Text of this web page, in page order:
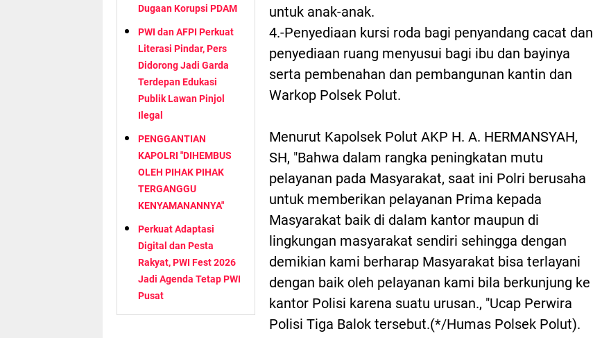
Dugaan Korupsi PDAM
PWI dan AFPI Perkuat
Literasi Pindar, Pers
Didorong Jadi Garda
Terdepan Edukasi
Publik Lawan Pinjol
Ilegal
PENGGANTIAN
KAPOLRI "DIHEMBUS
OLEH PIHAK PIHAK
TERGANGGU
KENYAMANANNYA"
Perkuat Adaptasi
Digital dan Pesta
Rakyat, PWI Fest 2026
Jadi Agenda Tetap PWI
Pusat
untuk anak-anak.
4.-Penyediaan kursi roda bagi penyandang cacat dan
penyediaan ruang menyusui bagi ibu dan bayinya
serta pembenahan dan pembangunan kantin dan
Warkop Polsek Polut.
Menurut Kapolsek Polut AKP H. A. HERMANSYAH,
SH, "Bahwa dalam rangka peningkatan mutu
pelayanan pada Masyarakat, saat ini Polri berusaha
untuk memberikan pelayanan Prima kepada
Masyarakat baik di dalam kantor maupun di
lingkungan masyarakat sendiri sehingga dengan
demikian kami berharap Masyarakat bisa terlayani
dengan baik oleh pelayanan kami bila berkunjung ke
kantor Polisi karena suatu urusan., "Ucap Perwira
Polisi Tiga Balok tersebut.(*/Humas Polsek Polut).